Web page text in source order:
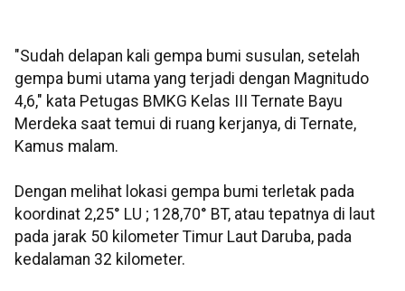
"Sudah delapan kali gempa bumi susulan, setelah
gempa bumi utama yang terjadi dengan Magnitudo
4,6," kata Petugas BMKG Kelas III Ternate Bayu
Merdeka saat temui di ruang kerjanya, di Ternate,
Kamus malam.
Dengan melihat lokasi gempa bumi terletak pada
koordinat 2,25° LU ; 128,70° BT, atau tepatnya di laut
pada jarak 50 kilometer Timur Laut Daruba, pada
kedalaman 32 kilometer.